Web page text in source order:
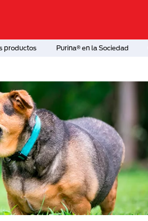
productos Purina® en la Sociedad